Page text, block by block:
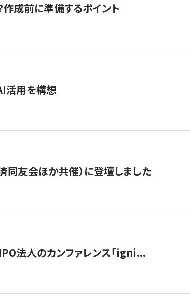
成前に準備するポイント
活用を構想
同友会ほか共催）に登壇しました
法人のカンファレンス「igni...